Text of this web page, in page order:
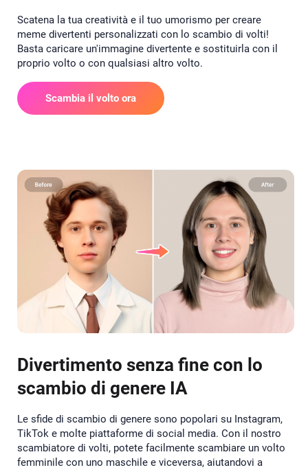
Scatena la tua creatività e il tuo umorismo per creare
meme divertenti personalizzati con lo scambio di volti!
Basta caricare un'immagine divertente e sostituirla con il
proprio volto o con qualsiasi altro volto.
Scambia il volto ora
Divertimento senza fine con lo
scambio di genere IA
Le sfide di scambio di genere sono popolari su Instagram,
TikTok e molte piattaforme di social media. Con il nostro
scambiatore di volti, potete facilmente scambiare un volto
femminile con uno maschile e viceversa, aiutandovi a